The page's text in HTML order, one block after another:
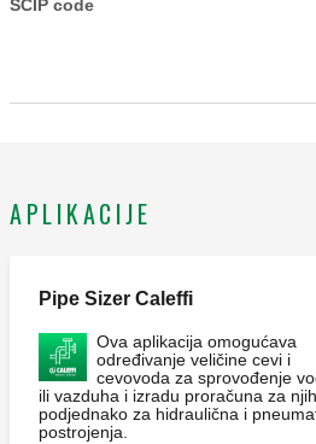
Priključak: Ø 6, priključci za
SCIP code
APLIKACIJE
Pipe Sizer Caleffi
Ova aplikacija omogućava
određivanje veličine cevi i
cevovoda za sprovođenje
ili vazduha i izradu proračuna za
podjednako za hidraulična i
postrojenja.